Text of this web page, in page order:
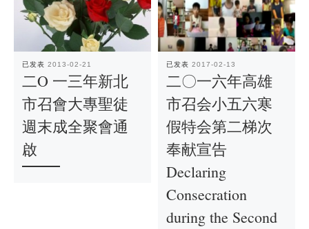
已发表 2013-02-21
二O 一三年新北
市召會大專聖徒
週末成全聚會通
啟
已发表 2017-02-13
二〇一六年高雄
市召会小五六寒
假特会第二梯次
奉献宣告
Declaring
Consecration
during the Second